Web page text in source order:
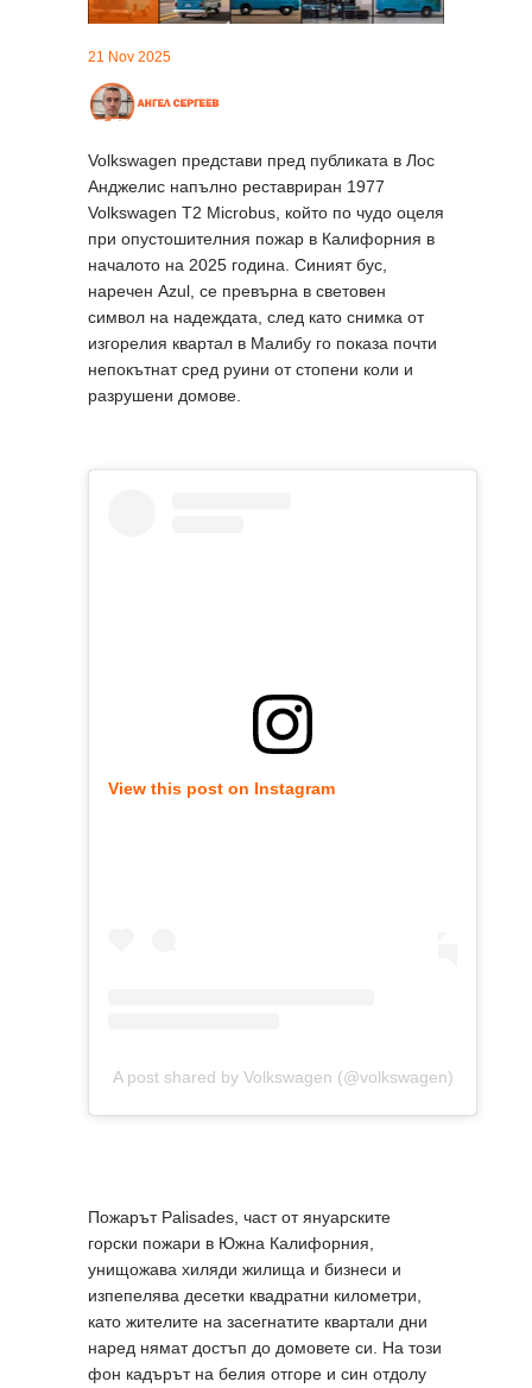
21 Nov 2025
Volkswagen представи пред публиката в Лос
Анджелис напълно реставриран 1977
Volkswagen T2 Microbus, който по чудо оцеля
при опустошителния пожар в Калифорния в
началото на 2025 година. Синият бус,
наречен Azul, се превърна в световен
символ на надеждата, след като снимка от
изгорелия квартал в Малибу го показа почти
непокътнат сред руини от стопени коли и
разрушени домове.
View this post on Instagram
A post shared by Volkswagen (@volkswagen)
Пожарът Palisades, част от януарските
горски пожари в Южна Калифорния,
унищожава хиляди жилища и бизнеси и
изпепелява десетки квадратни километри,
като жителите на засегнатите квартали дни
наред нямат достъп до домовете си. На този
фон кадърът на белия отгоре и син отдолу